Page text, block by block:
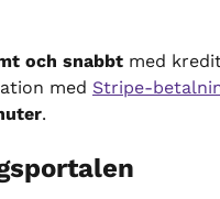
och snabbt med
med Stripe-
.